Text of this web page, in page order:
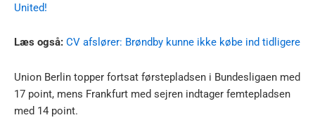
United!
Læs også: CV afslører: Brøndby kunne ikke købe ind tidligere
Union Berlin topper fortsat førstepladsen i Bundesligaen med
17 point, mens Frankfurt med sejren indtager femtepladsen
med 14 point.